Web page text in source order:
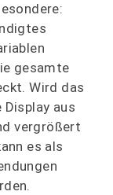
gesamte
Wird das
aus
vergrößert
es als